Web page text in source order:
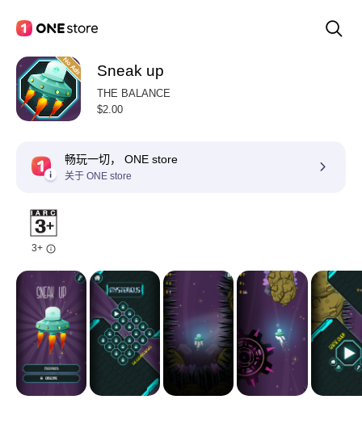
Sneak up
THE BALANCE
$2.00
畅玩一切， ONE store
关于 ONE store
3+